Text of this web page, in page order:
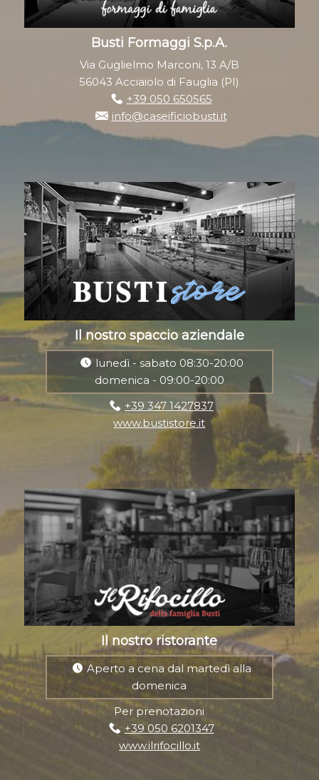
Busti Formaggi S.p.A.
Via Guglielmo Marconi, 13 A/B
56043 Acciaiolo di Fauglia (PI)
+39 050 650565
info@caseificiobusti.it
Il nostro spaccio aziendale
lunedì - sabato 08:30-20:00
domenica - 09:00-20:00
+39 347 1427837
www.bustistore.it
Il nostro ristorante
Aperto a cena dal martedì alla
domenica
Per prenotazioni
+39 050 6201347
www.ilrifocillo.it